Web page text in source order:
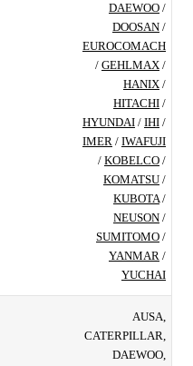
DAEWOO /
DOOSAN /
EUROCOMACH
/ GEHLMAX /
HANIX /
HITACHI /
HYUNDAI / IHI /
IMER / IWAFUJI
/ KOBELCO /
KOMATSU /
KUBOTA/
NEUSON /
SUMITOMO /
YANMAR /
YUCHAI
AUSA,
CATERPILLAR,
DAEWOO,